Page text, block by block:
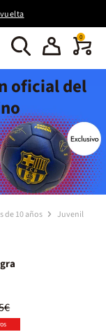
0
oficial del
de 10 años Juvenil